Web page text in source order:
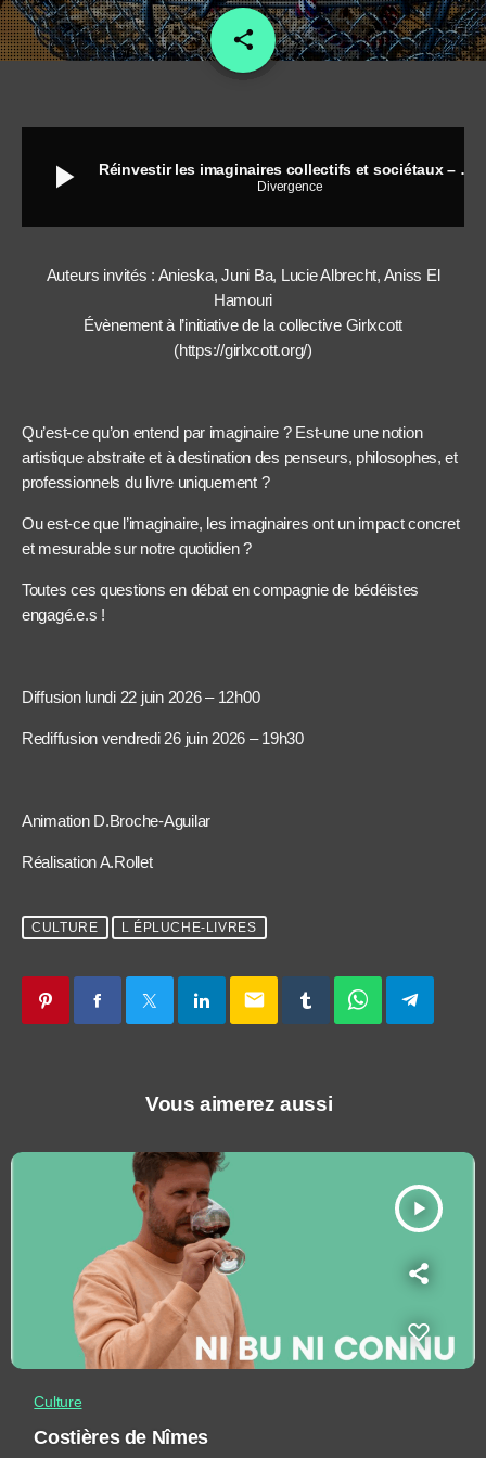
share
email
play_arrow Réinvestir les imaginaires collectifs et sociétaux – Comédie du livre
Divergence
Auteurs invités : Anieska, Juni Ba, Lucie Albrecht, Aniss El
Hamouri
Évènement à l’initiative de la collective Girlxcott
(https://girlxcott.org/)
Qu’est-ce qu’on entend par imaginaire ? Est-une une notion
artistique abstraite et à destination des penseurs, philosophes, et
professionnels du livre uniquement ?
Ou est-ce que l’imaginaire, les imaginaires ont un impact concret
et mesurable sur notre quotidien ?
Toutes ces questions en débat en compagnie de bédéistes
engagé.e.s !
Diffusion lundi 22 juin 2026 – 12h00
Rediffusion vendredi 26 juin 2026 – 19h30
Animation D.Broche-Aguilar
Réalisation A.Rollet
CULTURE L ÉPLUCHE-LIVRES
email
Vous aimerez aussi
play_arrow
Culture
Costières de Nîmes